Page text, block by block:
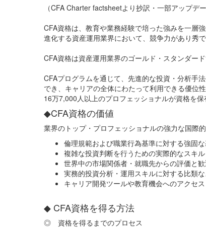
（CFA Charter factsheetより抄訳・一部アップデー
CFA資格は、教育や業務経験で培った強みを一層
進化する資産運用業界において、競争力があり秀
CFA資格は資産運用業界のゴールド・スタンダー
CFAプログラムを通じて、先進的な投資・分析手
でき、キャリアの全体にわたって利用できる優位
16万7,000人以上のプロフェッショナルが資格を保
◆CFA資格の価値
業界のトップ・プロフェッショナルの強力な国際
倫理規範および職業行為基準に対する強固
複雑な投資判断を行うための実際的なスキル
世界中の市場関係者・就職先からの評価と
実務的投資分析・運用スキルに対する比類
キャリア開発ツールや教育機会へのアクセス
◆ CFA資格を得る方法
◎ 資格を得るまでのプロセス